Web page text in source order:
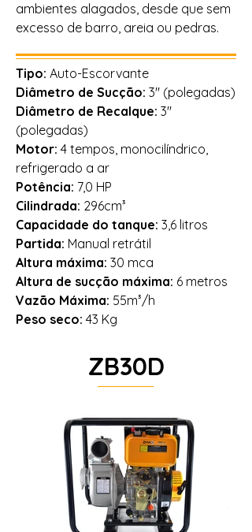
ambientes alagados, desde que sem
excesso de barro, areia ou pedras.
Tipo: Auto-Escorvante
Diâmetro de Sucção: 3" (polegadas)
Diâmetro de Recalque: 3"
(polegadas)
Motor: 4 tempos, monocilíndrico,
refrigerado a ar
Potência: 7,0 HP
Cilindrada: 296cm³
Capacidade do tanque: 3,6 litros
Partida: Manual retrátil
Altura máxima: 30 mca
Altura de sucção máxima: 6 metros
Vazão Máxima: 55m³/h
Peso seco: 43 Kg
ZB30D